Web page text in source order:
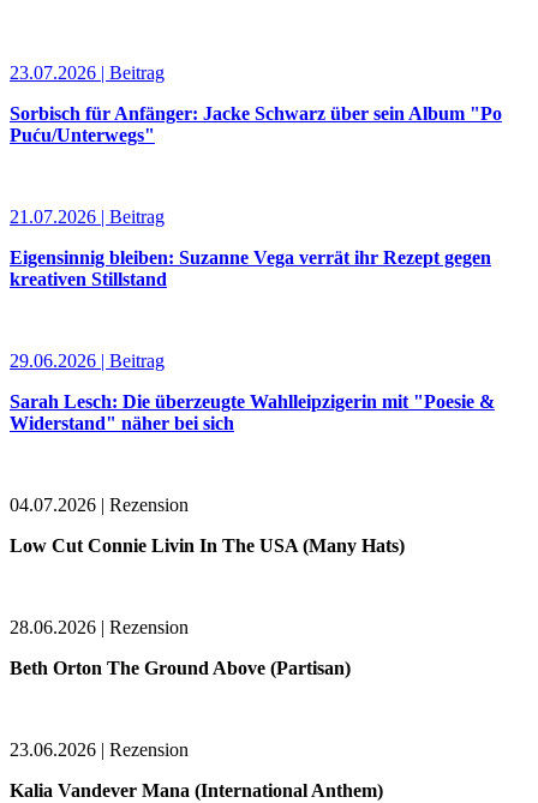
23.07.2026 | Beitrag
Sorbisch für Anfänger: Jacke Schwarz über sein Album "Po
Puću/Unterwegs"
21.07.2026 | Beitrag
Eigensinnig bleiben: Suzanne Vega verrät ihr Rezept gegen
kreativen Stillstand
29.06.2026 | Beitrag
Sarah Lesch: Die überzeugte Wahlleipzigerin mit "Poesie &
Widerstand" näher bei sich
04.07.2026 | Rezension
Low Cut Connie Livin In The USA (Many Hats)
28.06.2026 | Rezension
Beth Orton The Ground Above (Partisan)
23.06.2026 | Rezension
Kalia Vandever Mana (International Anthem)